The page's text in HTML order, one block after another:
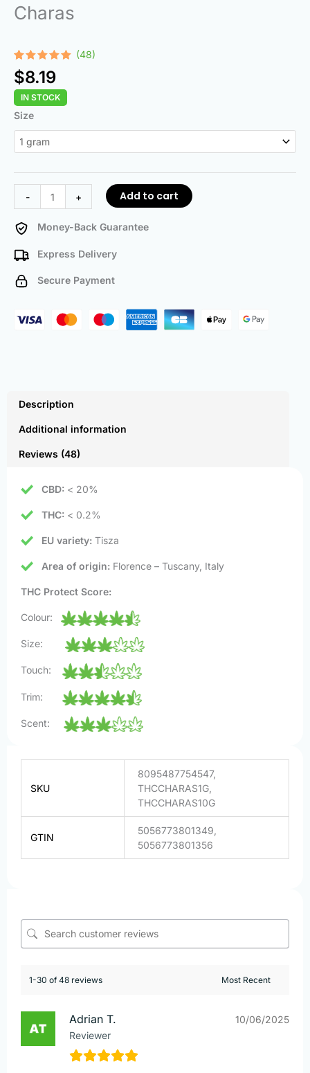
Charas
Rated 4.96
out of 5
based on
48
customer
ratings
(48)
$8.19
IN STOCK
Size
-
Charas
quantity
+ Add to cart
Money-Back Guarantee
Express Delivery
Secure Payment
Description
Additional information
Reviews (48)
CBD: < 20%
THC: < 0.2%
EU variety: Tisza
Area of origin: Florence – Tuscany, Italy
THC Protect Score:
Colour:
Size:
Touch:
Trim:
Scent:
SKU
8095487754547,
THCCHARAS1G,
THCCHARAS10G
GTIN
5056773801349,
5056773801356
1-30 of 48 reviews
Adrian T.
Reviewer
10/06/2025